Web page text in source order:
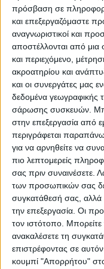
πρόσβαση σε
και επεξεργαζόμαστε
αναγνωριστικοί και
αποστέλλονται από μια
και περιεχόμενο,
ακροατηρίου και
και οι συνεργάτες μας
δεδομένα γεωγραφικής
σάρωσης συσκευών.
στην επεξεργασία από
περιγράφεται
για να αρνηθείτε να
πιο λεπτομερείς
σας πριν συναινέσετε.
των προσωπικών σας
συγκατάθεσή σας, αλλά
την επεξεργασία. Οι
τον ιστότοπο. Μπορείτε
ανακαλέσετε τη
επιστρέφοντας σε
κουμπί "Απορρήτου"
όχι μόνο για την
λειτουργία του
μέχρι σήμερα. Να
μας θα μπορούσε
«οικονομία» όμως
αλλά και οι
μας το επέτρεψε.
θα μας δοθούν
η Κατερίνα
που αγγίζουν